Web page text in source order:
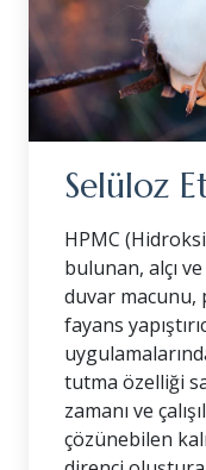
Selüloz
HPMC
bulunan, alçı
duvar macunu,
fayans
tutma özelliği
zamanı ve
çözünebilen